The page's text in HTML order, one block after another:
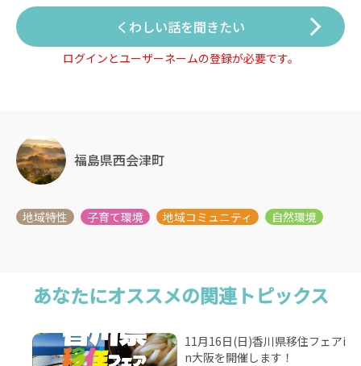
くわしい話を聞きたい
ログインとユーザーネームの登録が必要です。
福島県西会津町
あなたにオススメの関連トピックス
11月16日(日)香川県移住フェアi
n大阪を開催します！